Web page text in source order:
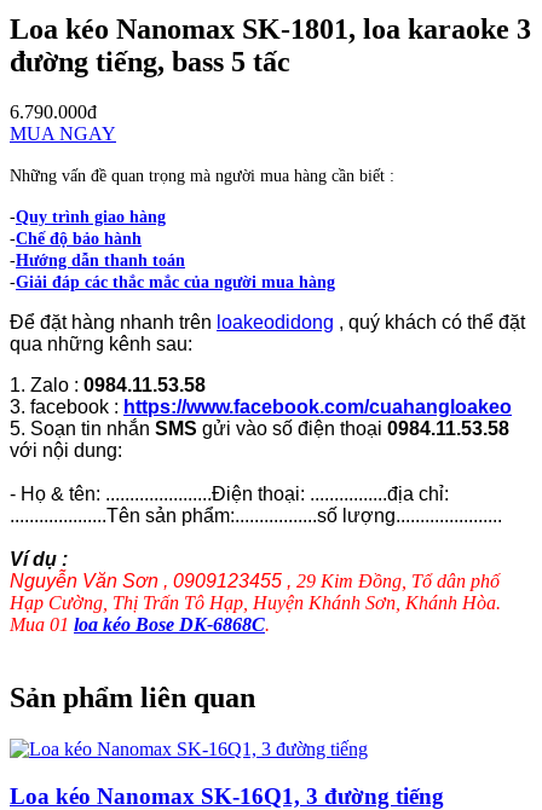
Loa kéo Nanomax SK-1801, loa karaoke 3
đường tiếng, bass 5 tấc
6.790.000đ
MUA NGAY
Những vấn đề quan trọng mà người mua hàng cần biết :
-Quy trình giao hàng
-Chế độ bảo hành
-Hướng dẫn thanh toán
-Giải đáp các thắc mắc của người mua hàng
Để đặt hàng nhanh trên loakeodidong , quý khách có thể đặt
qua những kênh sau:
1. Zalo : 0984.11.53.58
3. facebook : https://www.facebook.com/cuahangloakeo
5. Soạn tin nhắn SMS gửi vào số điện thoại 0984.11.53.58
với nội dung:
- Họ & tên: ......................Điện thoại: ................địa chỉ:
....................Tên sản phẩm:.................số lượng......................
Ví dụ :
Nguyễn Văn Sơn , 0909123455 , 29 Kim Đồng, Tổ dân phố
Hạp Cường, Thị Trấn Tô Hạp, Huyện Khánh Sơn, Khánh Hòa.
Mua 01 loa kéo Bose DK-6868C.
Sản phẩm liên quan
Loa kéo Nanomax SK-16Q1, 3 đường tiếng